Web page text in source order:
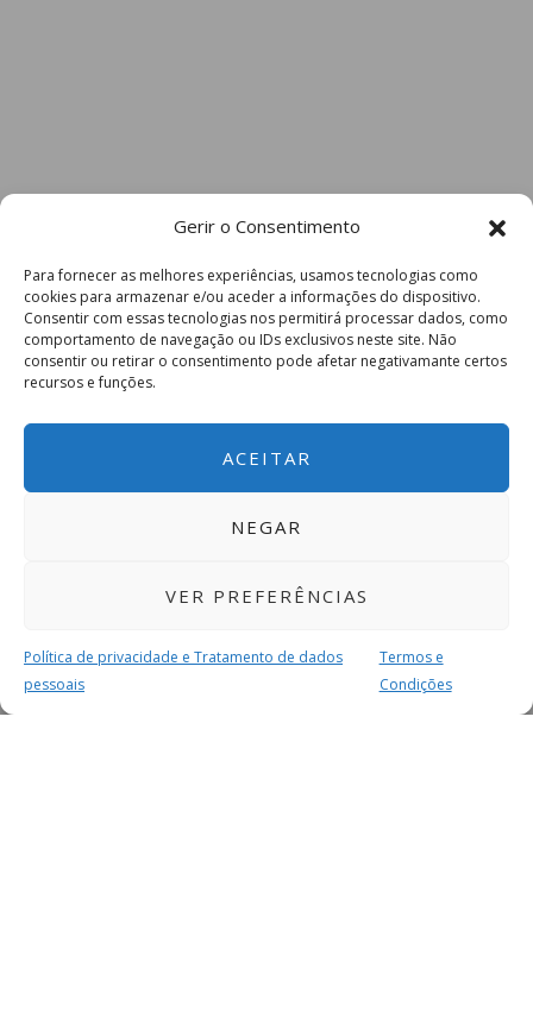
Gerir o Consentimento
Para fornecer as melhores experiências, usamos tecnologias como
cookies para armazenar e/ou aceder a informações do dispositivo.
Consentir com essas tecnologias nos permitirá processar dados, como
comportamento de navegação ou IDs exclusivos neste site. Não
consentir ou retirar o consentimento pode afetar negativamante certos
recursos e funções.
ACEITAR
NEGAR
VER PREFERÊNCIAS
Política de privacidade e Tratamento de dados
pessoais
Termos e
Condições